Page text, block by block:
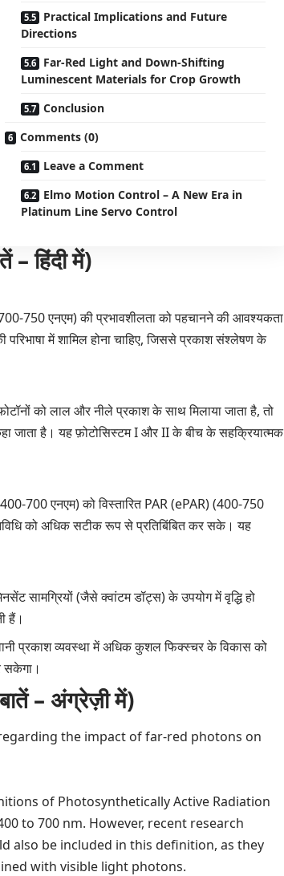
Practical Implications and Future
Directions
Far-Red Light and Down-Shifting
Luminescent Materials for Crop Growth
Conclusion
Comments (0)
Leave a Comment
Elmo Motion Control – A New Era in
Platinum Line Servo Control
हिंदी में)
750 एनएम) की प्रभावशीलता को पहचानने की आवश्यकता
में शामिल होना चाहिए, जिससे प्रकाश संश्लेषण के
को लाल और नीले प्रकाश के साथ मिलाया जाता है, तो
जाता है। यह फ़ोटोसिस्टम I और II के बीच के सहक्रियात्मक
(400-700 एनएम) को विस्तारित PAR (ePAR) (400-750
को अधिक सटीक रूप से प्रतिबिंबित कर सके। यह
सामग्रियों (जैसे क्वांटम डॉट्स) के उपयोग में वृद्धि हो
हैं।
प्रकाश व्यवस्था में अधिक कुशल फिक्स्चर के विकास को
सकेगा।
– अंग्रेज़ी में)
the impact of far-red photons on
of Photosynthetically Active Radiation
to 700 nm. However, recent research
also be included in this definition, as they
with visible light photons.